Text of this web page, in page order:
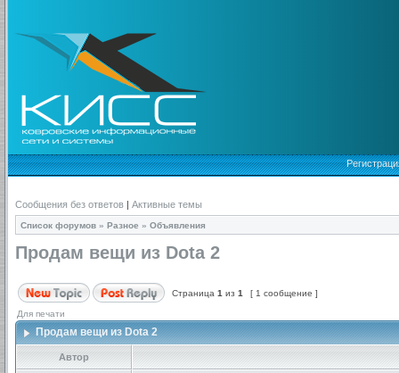
Сообщения без ответов | Активные темы
Список форумов » Разное » Объявления
Продам вещи из Dota 2
Страница 1 из 1 [ 1 сообщение ]
Для печати
Продам вещи из Dota 2
Автор